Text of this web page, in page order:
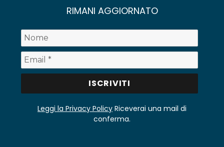
RIMANI AGGIORNATO
Leggi la Privacy Policy Riceverai una mail di
conferma.